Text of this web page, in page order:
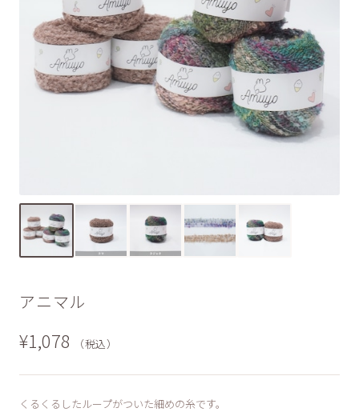
アニマル
¥1,078 （税込）
くるくるしたループがついた細めの糸です。